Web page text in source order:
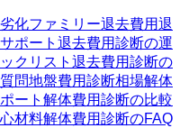
化ファミリー退去費用退
ポート 退去費用診断の運
クリスト 退去費用診断の
問地盤費用診断相場解体
ート 解体費用診断の比較
材料解体費用診断のFAQ